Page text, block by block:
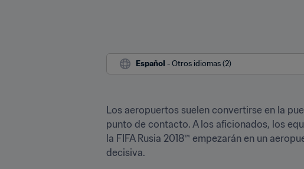
Español - Otros idiomas (2)
Los aeropuertos suelen convertirse en la
punto de contacto. A los aficionados, los
la FIFA Rusia 2018™ empezarán en un
decisiva.